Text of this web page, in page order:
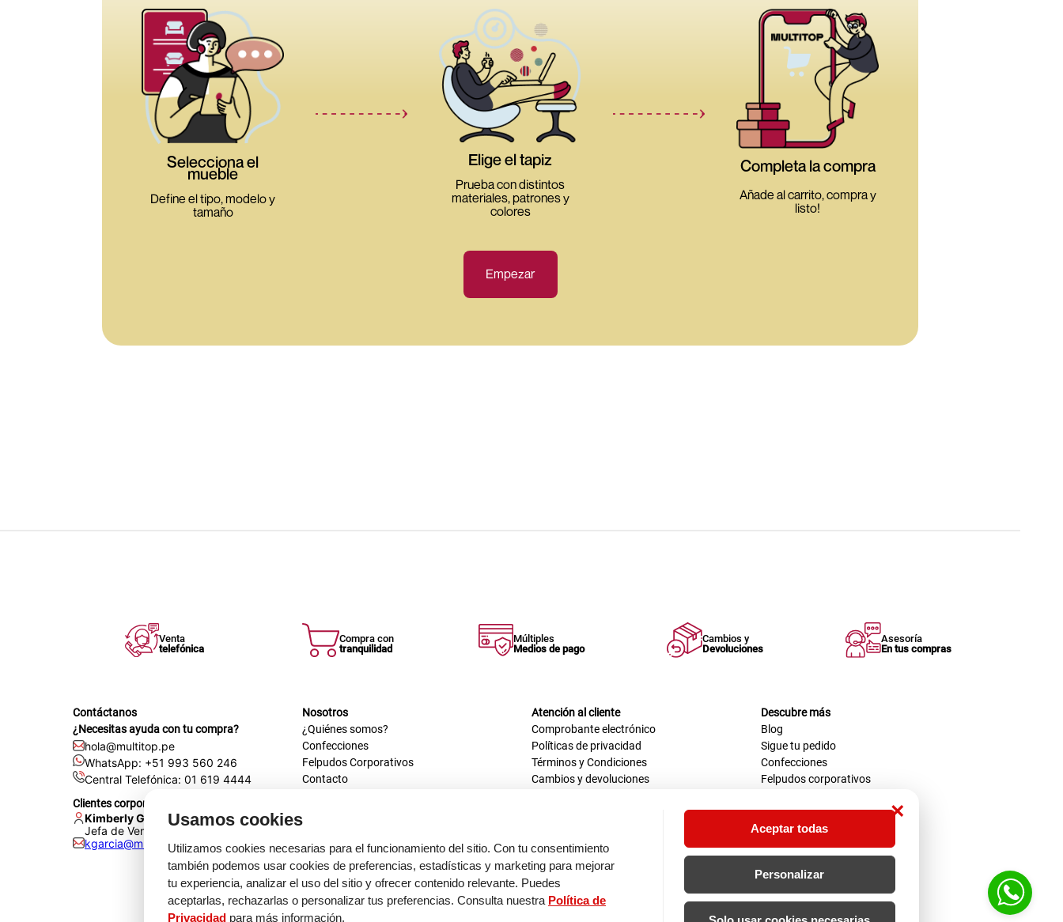
×
Usamos cookies
Utilizamos cookies necesarias para el funcionamiento del sitio. Con tu consentimiento
también podemos usar cookies de preferencias, estadísticas y marketing para mejorar
tu experiencia, analizar el uso del sitio y ofrecer contenido relevante. Puedes
aceptarlas, rechazarlas o personalizar tus preferencias. Consulta nuestra Política de
Privacidad para más información.
Aceptar todas
Personalizar
Venta
telefónica
Compra con
tranquilidad
Múltiples
Medios de pago
Cambios y
Devoluciones
Asesoría
En tus compras
Contáctanos
¿Necesitas ayuda con tu compra?
hola@multitop.pe
WhatsApp: +51 993 560 246
Central Telefónica: 01 619 4444
Clientes corporativos
Kimberly Garcia
Jefa de Ventas Empresas
kgarcia@multitop.pe
Nosotros
¿Quiénes somos?
Confecciones
Felpudos Corporativos
Contacto
Tienda física
Av. Iquitos 670 - 699, La Victoria
L-S: 8:00 a.m. - 6:30 p.m.
Feriados: 9:00 a.m. - 5:00 p.m.
Atención al cliente
Comprobante electrónico
Políticas de privacidad
Términos y Condiciones
Cambios y devoluciones
Descubre más
Blog
Sigue tu pedido
Confecciones
Felpudos corporativos